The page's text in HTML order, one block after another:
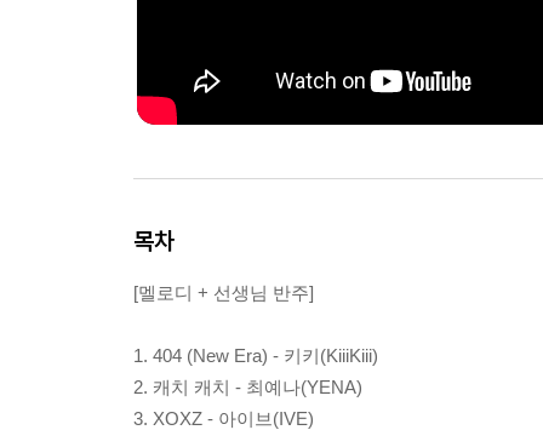
목차
[멜로디 + 선생님 반주]
1. 404 (New Era) - 키키(KiiiKiii)
2. 캐치 캐치 - 최예나(YENA)
3. XOXZ - 아이브(IVE)